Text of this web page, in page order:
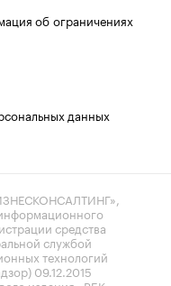
об ограничениях
данных
средства
службой
технологий
09.12.2015